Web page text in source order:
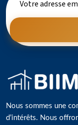
Nous sommes une
d’intérêts. Nous